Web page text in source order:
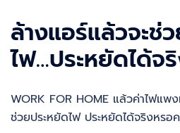
ล้างแอร์แล้วจะช่
ไฟ…ประหยัดได้จ
WORK FOR HOME แล้วค่าไฟแพ
ช่วยประหยัดไฟ ประหยัดได้จริงหรอค